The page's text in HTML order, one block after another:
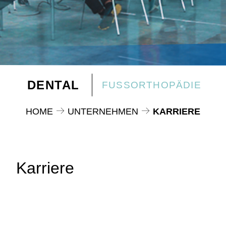
DENTAL FUSSORTHOPÄDIE
HOME UNTERNEHMEN KARRIERE
Karriere